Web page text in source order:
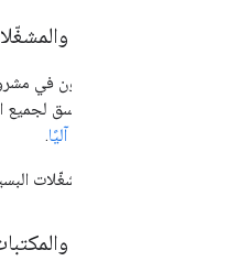
التعاون
عند التعاون في
مشغّل متسق لجميع
المشغّلات آليًا.
بما أنّ المشغّلات
التعاون